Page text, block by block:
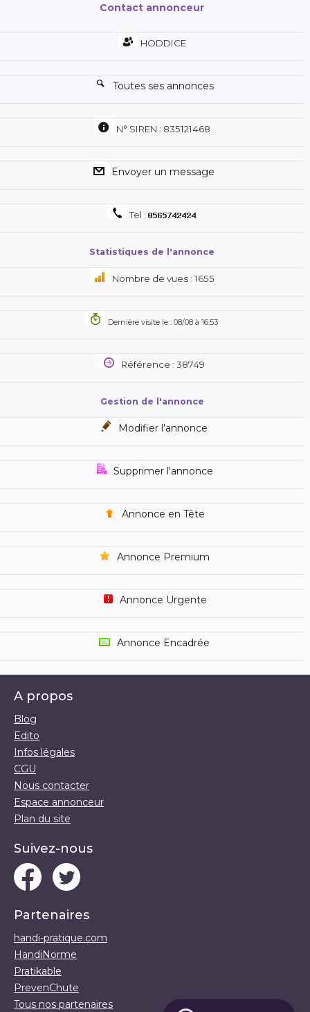
Contact annonceur
HODDICE
Toutes ses annonces
N° SIREN : 835121468
Envoyer un message
Tel :
Statistiques de l'annonce
Nombre de vues : 1655
Dernière visite le : 08/08 à 16:53
Référence : 38749
Gestion de l'annonce
Modifier l'annonce
Supprimer l'annonce
Annonce en Tête
Annonce Premium
Annonce Urgente
Annonce Encadrée
A propos
Blog
Edito
Infos légales
CGU
Nous contacter
Espace annonceur
Plan du site
Suivez-nous
Partenaires
handi-pratique.com
HandiNorme
Pratikable
PrevenChute
Tous nos partenaires